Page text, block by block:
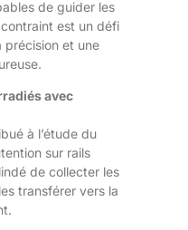
de guider les
est un défi
précision et une
avec
à l’étude du
sur rails
de collecter les
transférer vers la